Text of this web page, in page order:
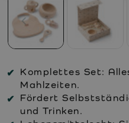
Komplettes Set:
Mahlzeiten.
Fördert
und Trinken.